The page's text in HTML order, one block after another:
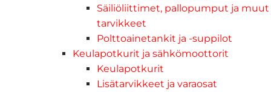
Säiliöliittimet, pallopumput ja muut
tarvikkeet
Polttoainetankit ja -suppilot
Keulapotkurit ja sähkömoottorit
Keulapotkurit
Lisätarvikkeet ja varaosat